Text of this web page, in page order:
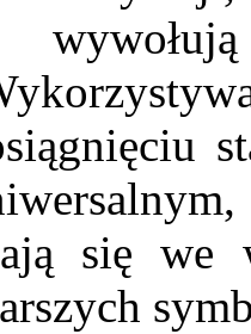
się we